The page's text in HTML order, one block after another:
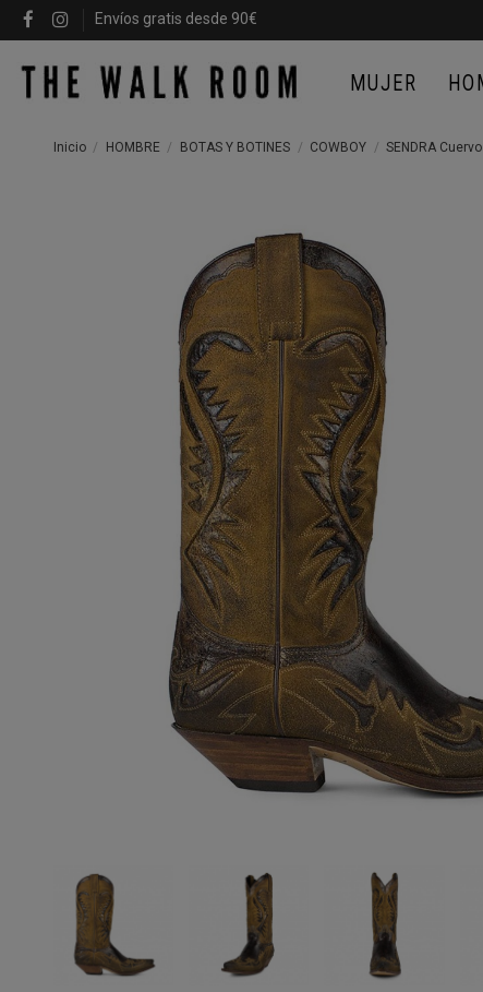
Envíos gratis desde 90€
MUJER
Inicio HOMBRE BOTAS Y BOTINES COWBOY SENDRA